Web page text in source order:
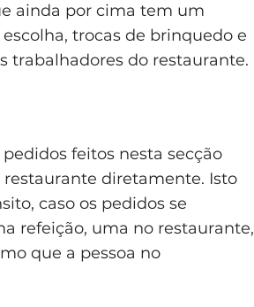
ainda por cima tem um
trocas de brinquedo e
trabalhadores do restaurante.
pedidos feitos nesta secção
diretamente. Isto
caso os pedidos se
refeição, uma no restaurante,
que a pessoa no